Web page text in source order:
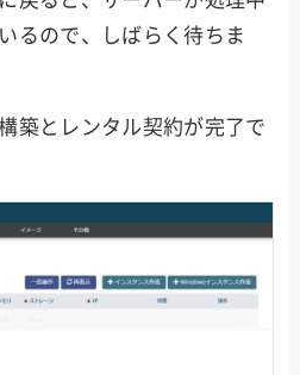
るので、しばらく待ちま
築とレンタル契約が完了で